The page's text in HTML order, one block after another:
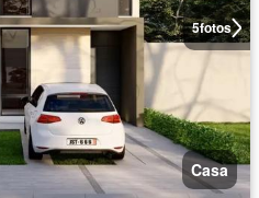
5fotos
Casa